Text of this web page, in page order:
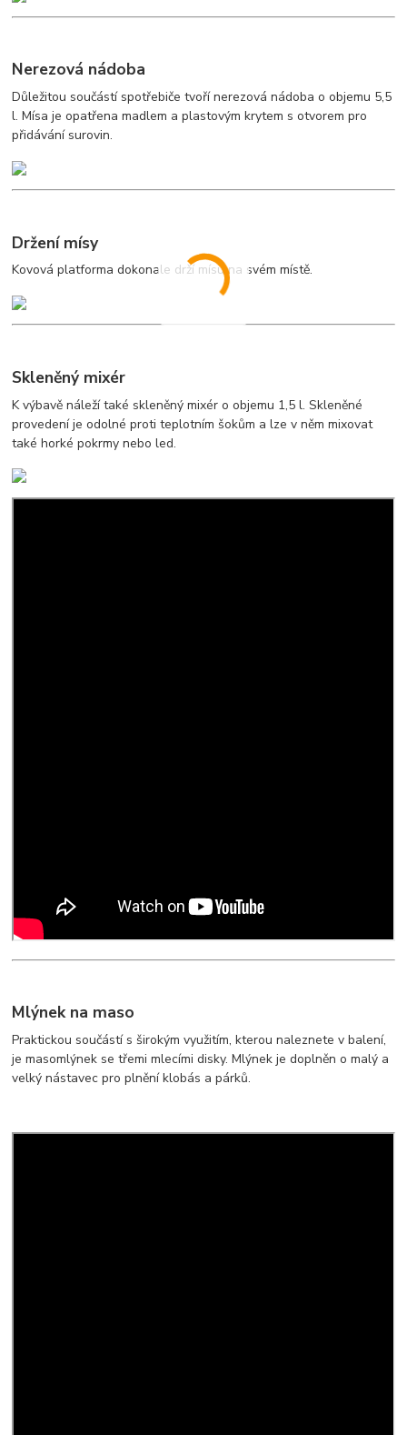
Nerezová nádoba
Důležitou součástí spotřebiče tvoří nerezová nádoba o objemu 5,5
l. Mísa je opatřena madlem a plastovým krytem s otvorem pro
přidávání surovin.
Držení mísy
Kovová platforma dokonale drží mísu na svém místě.
Skleněný mixér
K výbavě náleží také skleněný mixér o objemu 1,5 l. Skleněné
provedení je odolné proti teplotním šokům a lze v něm mixovat
také horké pokrmy nebo led.
Mlýnek na maso
Praktickou součástí s širokým využitím, kterou naleznete v balení,
je masomlýnek se třemi mlecími disky. Mlýnek je doplněn o malý a
velký nástavec pro plnění klobás a párků.